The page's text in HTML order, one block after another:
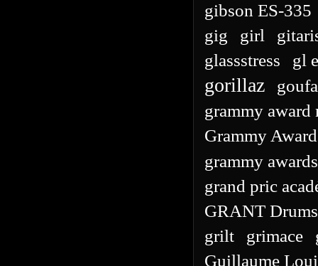
gibson ES-335
gig
girl
glassstress
gl
gorillaz
goufa
grammy award
Grammy
grammy awards
grand pric
GRANT Drums
grilt
grimace
Guillaume